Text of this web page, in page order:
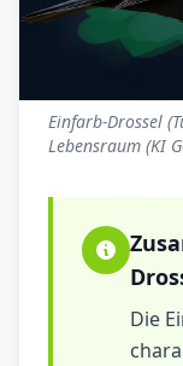
Einfarb-Drossel
Lebensraum (KI
Die